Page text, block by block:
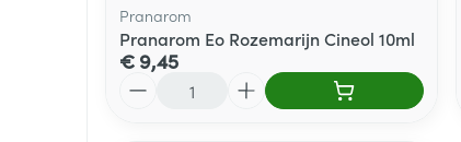
Pranarom
Pranarom Eo Rozemarijn Cineol 10ml
€ 9,45